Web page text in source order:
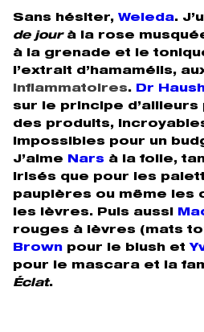
Sans hésiter, Weleda.
de jourà la rose
à la grenade et le
l’extrait d’hamamélis,
inflammatoires. Dr
sur le principe d’ailleurs
des produits,
impossibles pour un
J’aime
Nars à la folie,
irisés que pour les
paupières ou même les
les lèvres. Puis aussi
rouges à lèvres (mats
Brown pour le blush et
pour le mascara et la
Éclat.